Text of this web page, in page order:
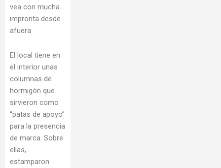
vea con mucha
impronta desde
afuera
El local tiene en
el interior unas
columnas de
hormigón que
sirvieron como
“patas de apoyo”
para la presencia
de marca. Sobre
ellas,
estamparon